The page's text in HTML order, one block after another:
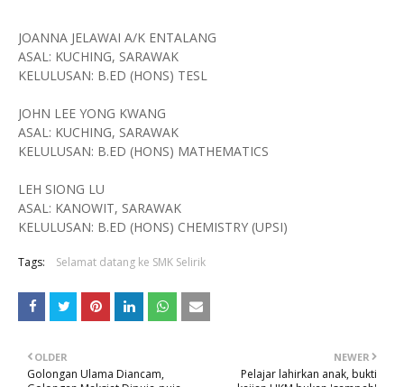
JOANNA JELAWAI A/K ENTALANG
ASAL: KUCHING, SARAWAK
KELULUSAN: B.ED (HONS) TESL
JOHN LEE YONG KWANG
ASAL: KUCHING, SARAWAK
KELULUSAN: B.ED (HONS) MATHEMATICS
LEH SIONG LU
ASAL: KANOWIT, SARAWAK
KELULUSAN: B.ED (HONS) CHEMISTRY (UPSI)
Tags: Selamat datang ke SMK Selirik
NEWER
Pelajar lahirkan anak, bukti
OLDER
Golongan Ulama Diancam,